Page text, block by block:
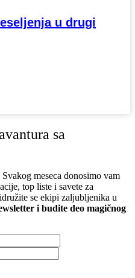
u drugi
sa
Svakog meseca donosimo vam
top liste i savete za
se ekipi zaljubljenika u
i budite deo magičnog